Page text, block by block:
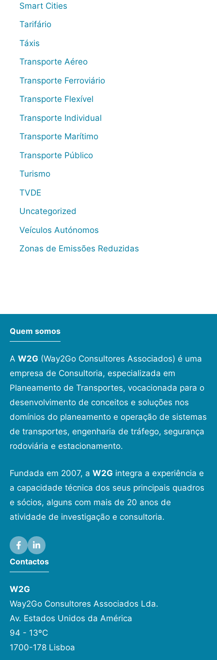
Smart Cities
Tarifário
Táxis
Transporte Aéreo
Transporte Ferroviário
Transporte Flexível
Transporte Individual
Transporte Marítimo
Transporte Público
Turismo
TVDE
Uncategorized
Veículos Autónomos
Zonas de Emissões Reduzidas
Quem somos
A W2G (Way2Go Consultores Associados) é uma
empresa de Consultoria, especializada em
Planeamento de Transportes, vocacionada para o
desenvolvimento de conceitos e soluções nos
domínios do planeamento e operação de sistemas
de transportes, engenharia de tráfego, segurança
rodoviária e estacionamento.
Fundada em 2007, a W2G integra a experiência e
a capacidade técnica dos seus principais quadros
e sócios, alguns com mais de 20 anos de
atividade de investigação e consultoria.
Contactos
W2G
Way2Go Consultores Associados Lda.
Av. Estados Unidos da América
94 - 13ºC
1700-178 Lisboa